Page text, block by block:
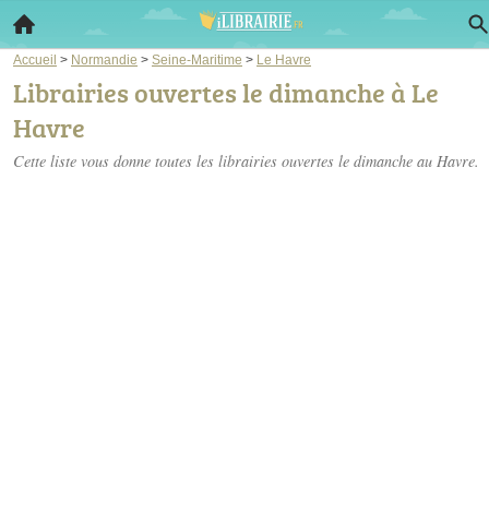
Accueil > Normandie > Seine-Maritime > Le Havre
Librairies ouvertes le dimanche à Le
Havre
Cette liste vous donne toutes les librairies ouvertes le dimanche au Havre.